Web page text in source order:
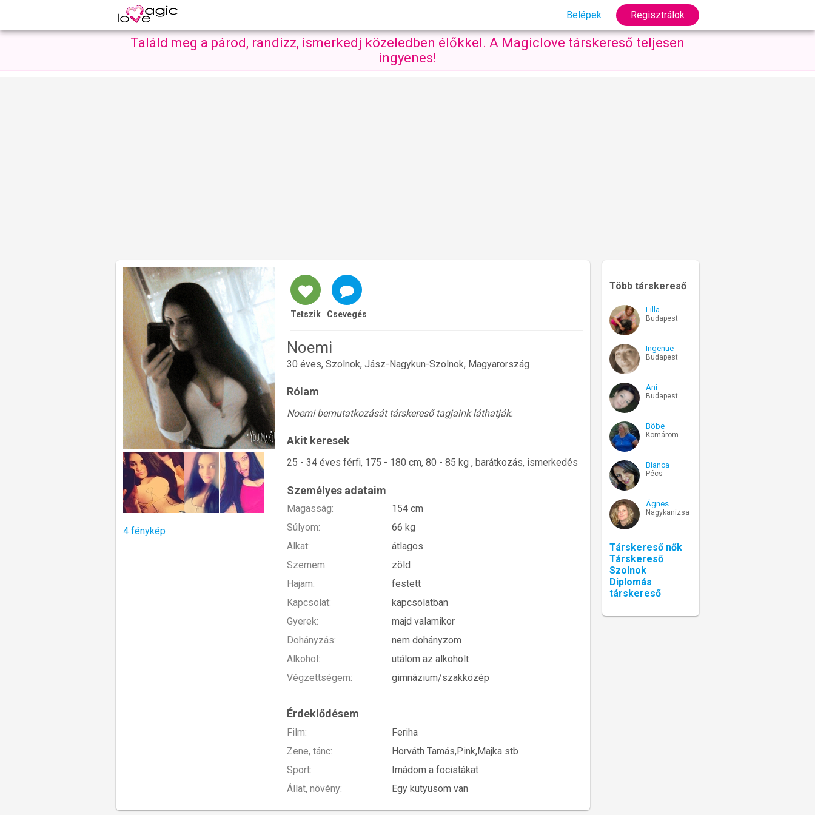
Belépek Regisztrálok
Találd meg a párod, randizz, ismerkedj közeledben élőkkel. A Magiclove társkereső teljesen
ingyenes!
4 fénykép
Tetszik Csevegés
Noemi
30 éves, Szolnok, Jász-Nagykun-Szolnok, Magyarország
Rólam
Noemi bemutatkozását társkereső tagjaink láthatják.
Akit keresek
25 - 34 éves férfi, 175 - 180 cm, 80 - 85 kg , barátkozás, ismerkedés
Személyes adataim
Magasság:
154 cm
Súlyom:
66 kg
Alkat:
átlagos
Szemem:
zöld
Hajam:
festett
Kapcsolat:
kapcsolatban
Gyerek:
majd valamikor
Dohányzás:
nem dohányzom
Alkohol:
utálom az alkoholt
Végzettségem:
gimnázium/szakközép
Érdeklődésem
Film:
Feriha
Zene, tánc:
Horváth Tamás,Pink,Majka stb
Sport:
Imádom a focistákat
Állat, növény:
Egy kutyusom van
Több társkereső
Lilla
Budapest
Ingenue
Budapest
Ani
Budapest
Böbe
Komárom
Bianca
Pécs
Ágnes
Nagykanizsa
Társkereső nők
Társkereső
Szolnok
Diplomás
társkereső